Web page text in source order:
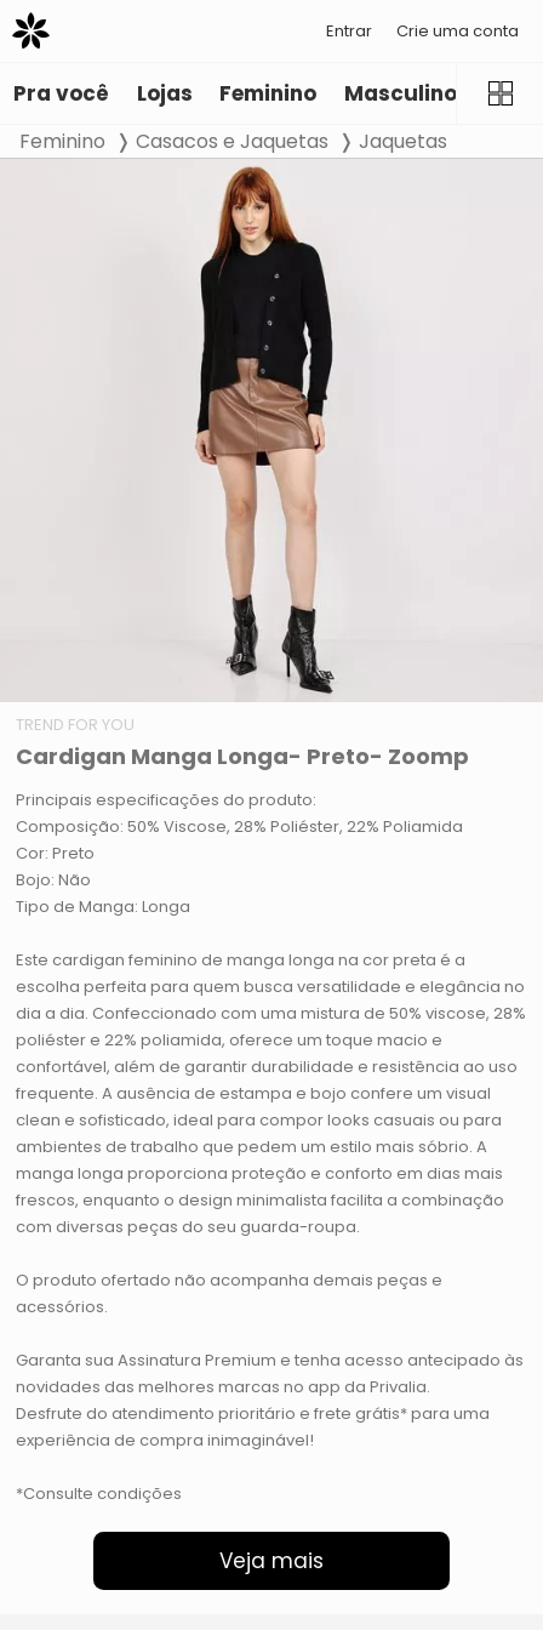
Entrar Crie uma conta
Pra você Lojas Feminino Masculino
Feminino Casacos e Jaquetas Jaquetas
TREND FOR YOU
Cardigan Manga Longa- Preto- Zoomp
Principais especificações do produto:
Composição: 50% Viscose, 28% Poliéster, 22% Poliamida
Cor: Preto
Bojo: Não
Tipo de Manga: Longa
Este cardigan feminino de manga longa na cor preta é a
escolha perfeita para quem busca versatilidade e elegância no
dia a dia. Confeccionado com uma mistura de 50% viscose, 28%
poliéster e 22% poliamida, oferece um toque macio e
confortável, além de garantir durabilidade e resistência ao uso
frequente. A ausência de estampa e bojo confere um visual
clean e sofisticado, ideal para compor looks casuais ou para
ambientes de trabalho que pedem um estilo mais sóbrio. A
manga longa proporciona proteção e conforto em dias mais
frescos, enquanto o design minimalista facilita a combinação
com diversas peças do seu guarda-roupa.
O produto ofertado não acompanha demais peças e
acessórios.
Garanta sua Assinatura Premium e tenha acesso antecipado às
novidades das melhores marcas no app da Privalia.
Desfrute do atendimento prioritário e frete grátis* para uma
experiência de compra inimaginável!
*Consulte condições
Veja mais